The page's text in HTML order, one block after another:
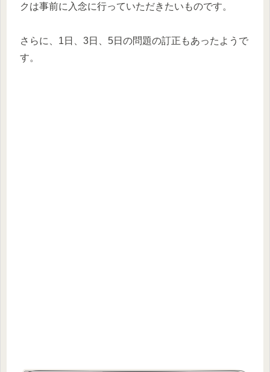
クは事前に入念に行っていただきたいものです。
さらに、1日、3日、5日の問題の訂正もあったようで
す。